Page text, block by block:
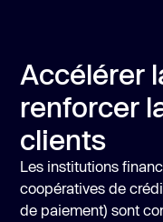
Accélérer
renforcer
clients
Les institutions
coopératives de
de paiement) sont